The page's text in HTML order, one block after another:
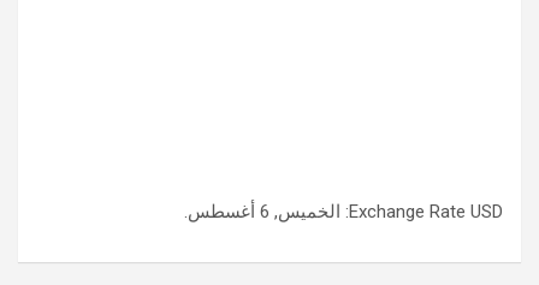
Exchange Rate USD : الخميس, 6 أغسطس.